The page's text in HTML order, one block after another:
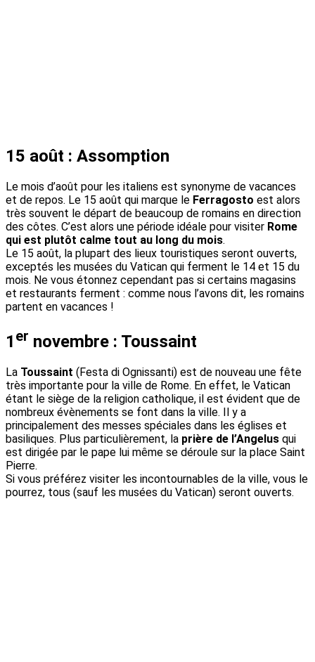
15 août : Assomption
Le mois d’août pour les italiens est synonyme de vacances
et de repos. Le 15 août qui marque le Ferragosto est alors
très souvent le départ de beaucoup de romains en direction
des côtes. C’est alors une période idéale pour visiter Rome
qui est plutôt calme tout au long du mois.
Le 15 août, la plupart des lieux touristiques seront ouverts,
exceptés les musées du Vatican qui ferment le 14 et 15 du
mois. Ne vous étonnez cependant pas si certains magasins
et restaurants ferment : comme nous l’avons dit, les romains
partent en vacances !
1 er novembre : Toussaint
La Toussaint (Festa di Ognissanti) est de nouveau une fête
très importante pour la ville de Rome. En effet, le Vatican
étant le siège de la religion catholique, il est évident que de
nombreux évènements se font dans la ville. Il y a
principalement des messes spéciales dans les églises et
basiliques. Plus particulièrement, la prière de l’Angelus qui
est dirigée par le pape lui même se déroule sur la place Saint
Pierre.
Si vous préférez visiter les incontournables de la ville, vous le
pourrez, tous (sauf les musées du Vatican) seront ouverts.